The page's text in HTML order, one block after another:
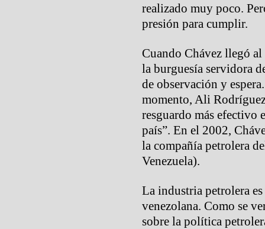
realizado muy poco.
presión para cumplir.
Cuando Chávez llegó
la burguesía servidora
de observación y
momento, Ali
resguardo más efectivo
país”. En el 2002,
la compañía petrolera
Venezuela).
La industria petrolera
venezolana. Como se
sobre la política